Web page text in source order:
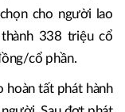
cho người lao
338 triệu cổ
cổ phần.
hoàn tất phát hành